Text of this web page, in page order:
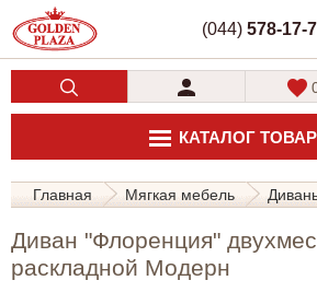
(044) 578-17-
КАТАЛОГ
Главная Мягкая мебель
Диван "Флоренция"
раскладной Модерн